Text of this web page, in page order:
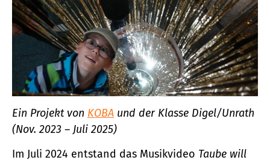
Ein Projekt von KOBA und der Klasse Digel/Unrath
(Nov. 2023 – Juli 2025)
Im Juli 2024 entstand das Musikvideo Taube will